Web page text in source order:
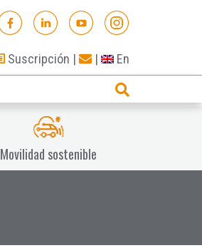
Suscripción | | En
Movilidad sostenible